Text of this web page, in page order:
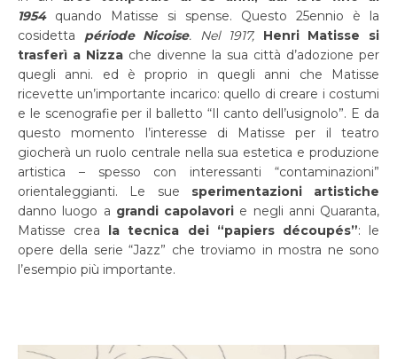
1954 quando Matisse si spense. Questo 25ennio è la
cosidetta période Nicoise. Nel 1917, Henri Matisse si
trasferì a Nizza che divenne la sua città d’adozione per
quegli anni. ed è proprio in quegli anni che Matisse
ricevette un’importante incarico: quello di creare i costumi
e le scenografie per il balletto “Il canto dell’usignolo”. E da
questo momento l’interesse di Matisse per il teatro
giocherà un ruolo centrale nella sua estetica e produzione
artistica – spesso con interessanti “contaminazioni”
orientaleggianti. Le sue sperimentazioni artistiche
danno luogo a grandi capolavori e negli anni Quaranta,
Matisse crea la tecnica dei “papiers découpés”: le
opere della serie “Jazz” che troviamo in mostra ne sono
l’esempio più importante.